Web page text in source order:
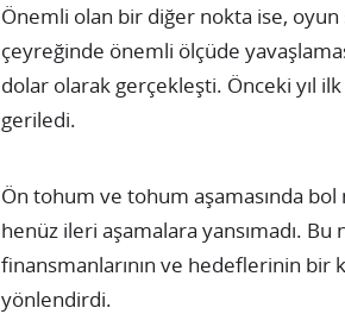
Önemli olan bir diğer nokta ise,
çeyreğinde önemli ölçüde
dolar olarak gerçekleşti. Önceki yıl
geriledi.
Ön tohum ve tohum aşamasında
henüz ileri aşamalara yansımadı.
finansmanlarının ve hedeflerinin bir
yönlendirdi.